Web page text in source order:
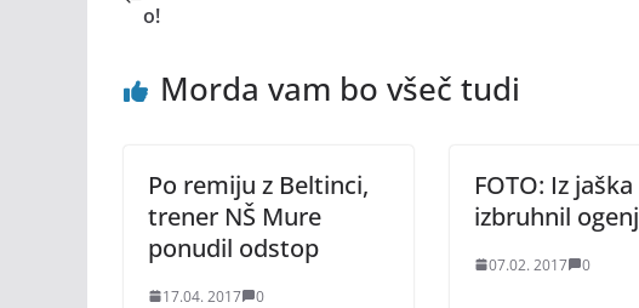
o!
Morda vam bo všeč tudi
Po remiju z Beltinci,
trener NŠ Mure
ponudil odstop
17.04. 2017 0
FOTO: Iz jaška
izbruhnil ogenj
07.02. 2017 0